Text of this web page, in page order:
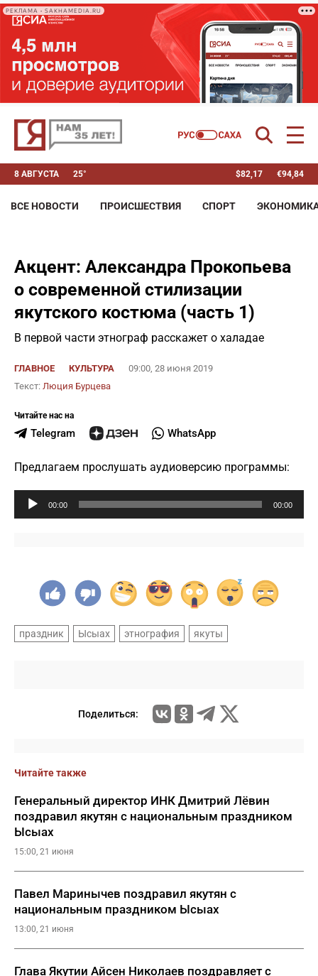
РЕКЛАМА • SAKHAMEDIA.RU
8 АВГУСТА 25° $82,17 €94,84
ВСЕ НОВОСТИ ПРОИСШЕСТВИЯ СПОРТ
Акцент: Александра Прокопьева
о современной стилизации
якутского костюма (часть 1)
В первой части этнограф расскажет о халадае
ГЛАВНОЕ КУЛЬТУРА
09:00, 28 июня 2019
Текст: Люция Бурцева
Читайте нас на
Telegram WhatsApp
Предлагаем прослушать аудиоверсию программы:
Аудиоплеер
00:00 00:00
праздник Ысыах этнография якуты
Поделиться:
Читайте также
Генеральный директор ИНК Дмитрий Лёвин
поздравил якутян с национальным праздником
Ысыах
15:00, 21 июня
Павел Маринычев поздравил якутян с
национальным праздником Ысыах
13:00, 21 июня
Глава Якутии Айсен Николаев поздравляет с